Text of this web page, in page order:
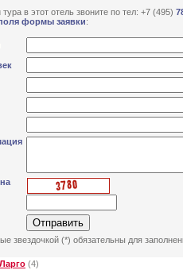
в этот отель звоните по тел: +7 (495)
формы заявки:
звездочкой (*) обязательны для
(4)